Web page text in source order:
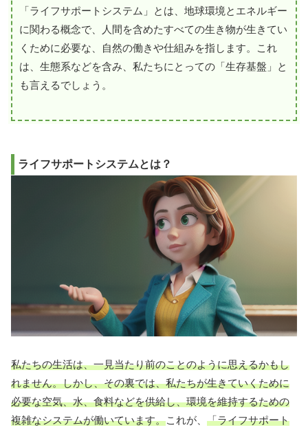
「ライフサポートシステム」とは、地球環境とエネルギー
に関わる概念で、人間を含めたすべての生き物が生きてい
くために必要な、自然の働きや仕組みを指します。これ
は、生態系などを含み、私たちにとっての「生存基盤」と
も言えるでしょう。
ライフサポートシステムとは？
私たちの生活は、一見当たり前のことのように思えるかもし
れません。しかし、その裏では、私たちが生きていくために
必要な空気、水、食料などを供給し、環境を維持するための
複雑なシステムが働いています。これが、 「ライフサポート